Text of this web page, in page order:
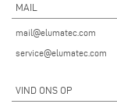
MAIL
mail@elumatec.com
service@elumatec.com
VIND ONS OP